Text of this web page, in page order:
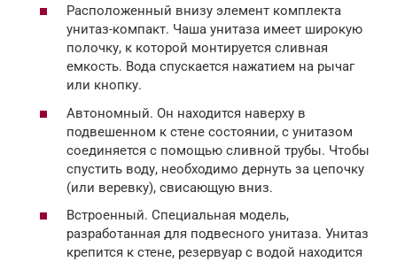
Расположенный внизу элемент комплекта
унитаз-компакт. Чаша унитаза имеет широкую
полочку, к которой монтируется сливная
емкость. Вода спускается нажатием на рычаг
или кнопку.
Автономный. Он находится наверху в
подвешенном к стене состоянии, с унитазом
соединяется с помощью сливной трубы. Чтобы
спустить воду, необходимо дернуть за цепочку
(или веревку), свисающую вниз.
Встроенный. Специальная модель,
разработанная для подвесного унитаза. Унитаз
крепится к стене, резервуар с водой находится